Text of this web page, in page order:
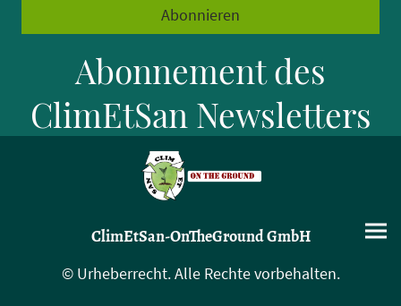
Abonnieren
Abonnement des
ClimEtSan Newsletters
ClimEtSan-OnTheGround GmbH
© Urheberrecht. Alle Rechte vorbehalten.